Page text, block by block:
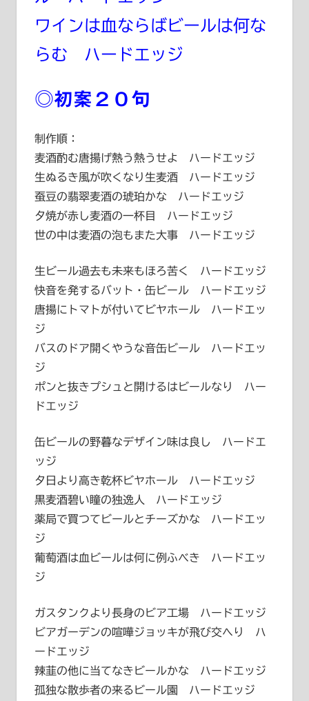
ワインは血ならばビールは何な
らむ ハードエッジ
◎初案２０句
制作順：
麦酒酌む唐揚げ熱う熱うせよ ハードエッジ
生ぬるき風が吹くなり生麦酒 ハードエッジ
蚕豆の翡翠麦酒の琥珀かな ハードエッジ
夕焼が赤し麦酒の一杯目 ハードエッジ
世の中は麦酒の泡もまた大事 ハードエッジ
生ビール過去も未来もほろ苦く ハードエッジ
快音を発するバット・缶ビール ハードエッジ
唐揚にトマトが付いてビヤホール ハードエッ
ジ
バスのドア開くやうな音缶ビール ハードエッ
ジ
ポンと抜きプシュと開けるはビールなり ハー
ドエッジ
缶ビールの野暮なデザイン味は良し ハードエ
ッジ
夕日より高き乾杯ビヤホール ハードエッジ
黒麦酒碧い瞳の独逸人 ハードエッジ
薬局で買つてビールとチーズかな ハードエッ
ジ
葡萄酒は血ビールは何に例ふべき ハードエッ
ジ
ガスタンクより長身のビア工場 ハードエッジ
ビアガーデンの喧嘩ジョッキが飛び交へり ハ
ードエッジ
辣韮の他に当てなきビールかな ハードエッジ
孤独な散歩者の来るビール園 ハードエッジ